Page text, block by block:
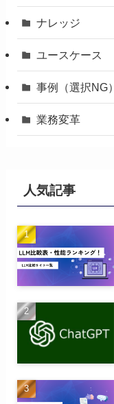
ナレッジ
ユースケース
事例（選択NG）
業務変革
人気記事